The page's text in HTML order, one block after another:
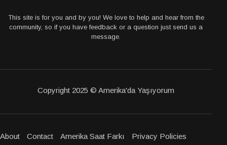
This site is for you and by you! We love to help and hear from the
community, so if you have feedback or a question just send us a
message.
Copyright 2025 © Amerika'da Yaşıyorum
About Contact Amerika Saat Farkı
Privacy Policies